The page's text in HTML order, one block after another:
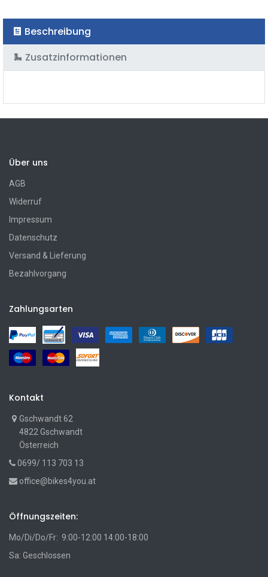
Beschreibung
Zusatzinformationen
Über uns
AGB
Widerruf
Impressum
Datenschutz
Versand & Lieferung
Bezahlvorgang
Zahlungsarten
Kontakt
Gschwandt 62
4822 Gschwandt
Österreich
0699/ 113 703 13
office@bikes4you.at
Öffnungszeiten:
Mo/Di/Do/Fr: 9:00-12:00 14:00-18:00
Sa: Geschlossen